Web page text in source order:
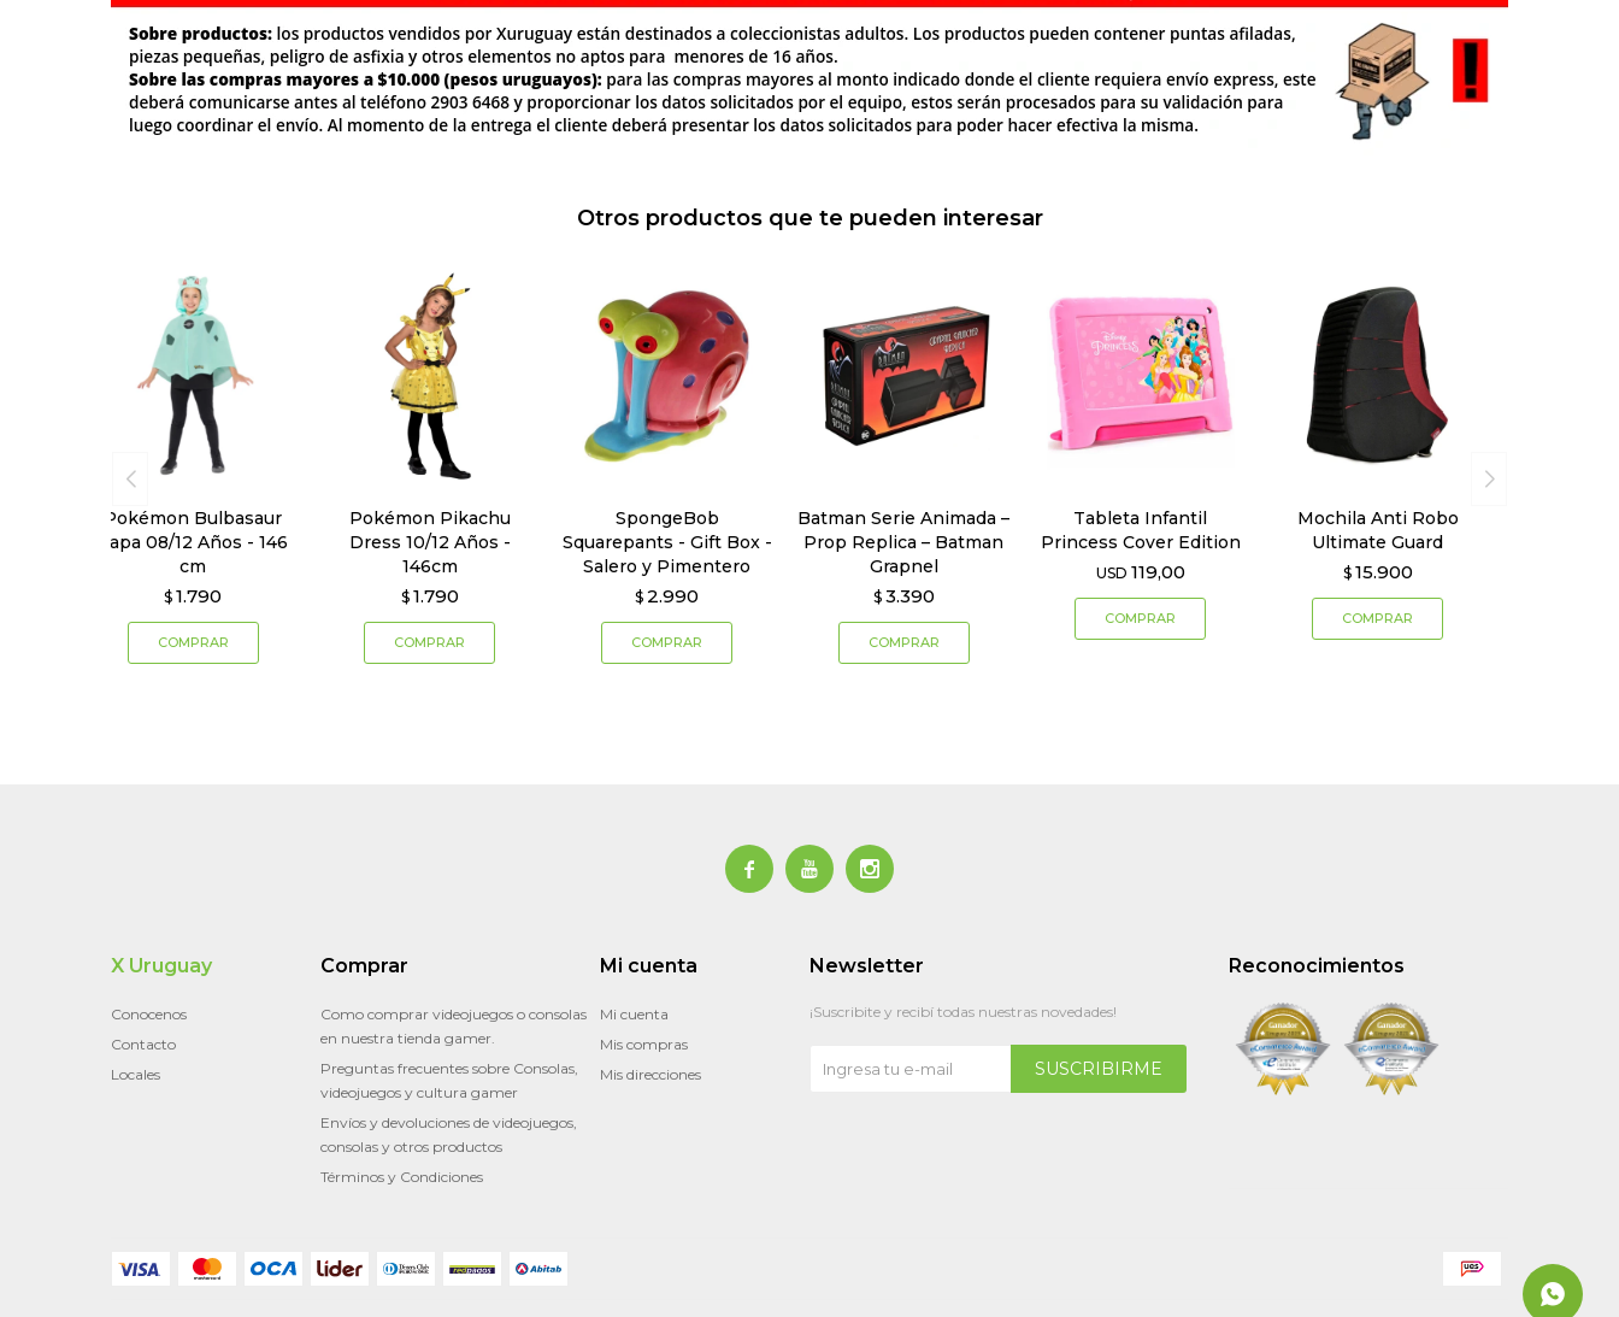
Otros productos que te pueden interesar
Pokémon Bulbasaur
Capa 08/12 Años - 146
cm
$ 1.790
Pokémon Pikachu
Dress 10/12 Años -
146cm
$ 1.790
SpongeBob
Squarepants - Gift Box -
Salero y Pimentero
$ 2.990
Batman Serie Animada –
Prop Replica – Batman
Grapnel
$ 3.390
Tableta Infantil
Princess Cover Edition
USD 119,00
Mochila Anti Robo
Ultimate Guard
$ 15.900
  
Reconocimientos
X Uruguay
Conocenos
Contacto
Locales
Comprar
Como comprar videojuegos o consolas
en nuestra tienda gamer.
Preguntas frecuentes sobre Consolas,
videojuegos y cultura gamer
Envíos y devoluciones de videojuegos,
consolas y otros productos
Términos y Condiciones
Mi cuenta
Mi cuenta
Mis compras
Mis direcciones
Newsletter
¡Suscribite y recibí todas nuestras novedades!
SUSCRIBIRME